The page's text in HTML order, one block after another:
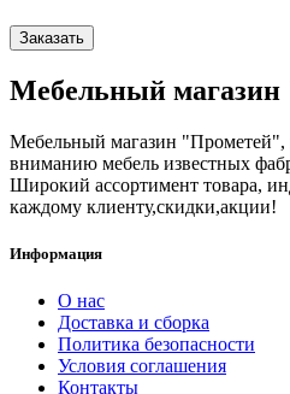
Заказать
Мебельный
Мебельный магазин "Прометей",
вниманию мебель известных
Широкий ассортимент товара,
каждому клиенту,скидки,акции!
Информация
О нас
Доставка и сборка
Политика безопасности
Условия соглашения
Контакты